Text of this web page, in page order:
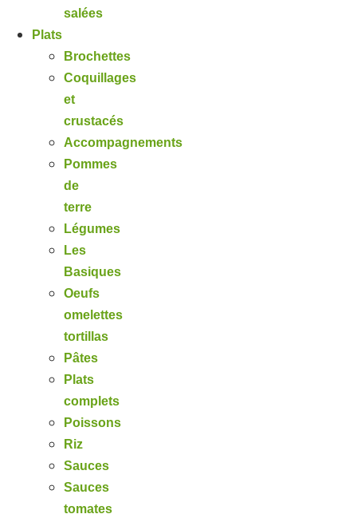
salées
Plats
Brochettes
Coquillages
et
crustacés
Accompagnements
Pommes
de
terre
Légumes
Les
Basiques
Oeufs
omelettes
tortillas
Pâtes
Plats
complets
Poissons
Riz
Sauces
Sauces
tomates